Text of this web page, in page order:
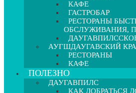
КАФЕ
ГАСТРОБАР
РЕСТОРАНЫ
ОБСЛУЖИВАНИЯ,
АУГШДАУГАВСКИЙ
РЕСТОРАНЫ
КАФЕ
ПОЛЕЗНО
ДАУГАВПИЛС
КАК ДОБРАТЬСЯ